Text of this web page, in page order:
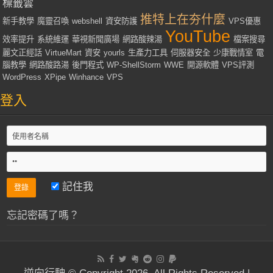
標籤雲
新手教學 魔靈召喚 webshell 資安防護 推特上在夯什麼 VPS優惠
效率提升 系統維運 華視新聞廣場 網路酸辣湯 YouTube 檔案搜尋
麗文正經話 VirtueMart 資安 yourls 生產力工具 伺服器安全 少康戰情室 電
腦教學 網路酸路湯 後門程式 WP-ShellStorm WWE 開源軟體 VPS評測
WordPress XPipe Winhance VPS
登入
記住我
忘記密碼了嗎？